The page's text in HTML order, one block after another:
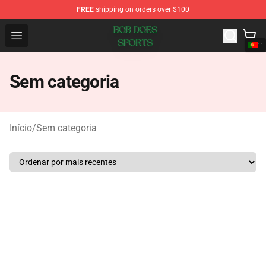
FREE shipping on orders over $100
Open menu
Bob Does Sports Store - Official Bob Does Sports
Sem categoria
Início/Sem categoria